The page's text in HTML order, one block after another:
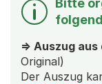
Bitte
=> Auszug
Original)
Der Auszug